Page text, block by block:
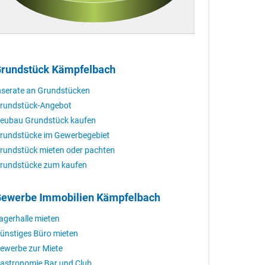
Kämpfelbach
an Grundstücken
Angebot
Grundstück kaufen
im Gewerbegebiet
mieten oder pachten
zum kaufen
Immobilien Kämpfelbach
mieten
Büro mieten
zur Miete